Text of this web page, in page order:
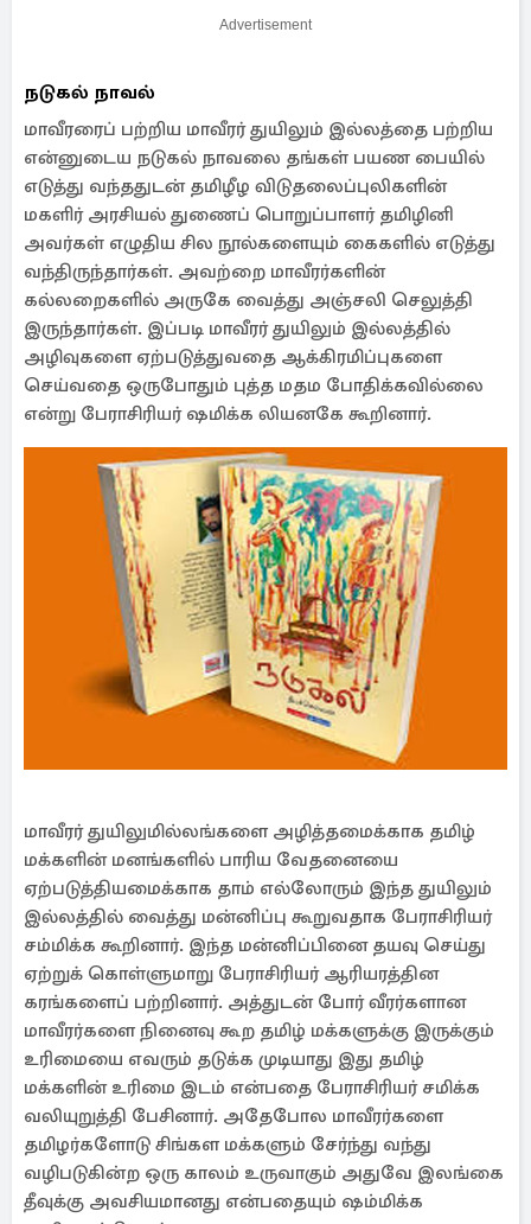
Advertisement
நடுகல் நாவல்
மாவீரரைப் பற்றிய மாவீரர் துயிலும் இல்லத்தை பற்றிய
என்னுடைய நடுகல் நாவலை தங்கள் பயண பையில்
எடுத்து வந்ததுடன் தமிழீழ விடுதலைப்புலிகளின்
மகளிர் அரசியல் துணைப் பொறுப்பாளர் தமிழினி
அவர்கள் எழுதிய சில நூல்களையும் கைகளில் எடுத்து
வந்திருந்தார்கள். அவற்றை மாவீரர்களின்
கல்லறைகளில் அருகே வைத்து அஞ்சலி செலுத்தி
இருந்தார்கள். இப்படி மாவீரர் துயிலும் இல்லத்தில்
அழிவுகளை ஏற்படுத்துவதை ஆக்கிரமிப்புகளை
செய்வதை ஒருபோதும் புத்த மதம போதிக்கவில்லை
என்று பேராசிரியர் ஷமிக்க லியனகே கூறினார்.
மாவீரர் துயிலுமில்லங்களை அழித்தமைக்காக தமிழ்
மக்களின் மனங்களில் பாரிய வேதனையை
ஏற்படுத்தியமைக்காக தாம் எல்லோரும் இந்த துயிலும்
இல்லத்தில் வைத்து மன்னிப்பு கூறுவதாக பேராசிரியர்
சம்மிக்க கூறினார். இந்த மன்னிப்பினை தயவு செய்து
ஏற்றுக் கொள்ளுமாறு பேராசிரியர் ஆரியரத்தின
கரங்களைப் பற்றினார். அத்துடன் போர் வீரர்களான
மாவீரர்களை நினைவு கூற தமிழ் மக்களுக்கு இருக்கும்
உரிமையை எவரும் தடுக்க முடியாது இது தமிழ்
மக்களின் உரிமை இடம் என்பதை பேராசிரியர் சமிக்க
வலியுறுத்தி பேசினார். அதேபோல மாவீரர்களை
தமிழர்களோடு சிங்கள மக்களும் சேர்ந்து வந்து
வழிபடுகின்ற ஒரு காலம் உருவாகும் அதுவே இலங்கை
தீவுக்கு அவசியமானது என்பதையும் ஷம்மிக்க